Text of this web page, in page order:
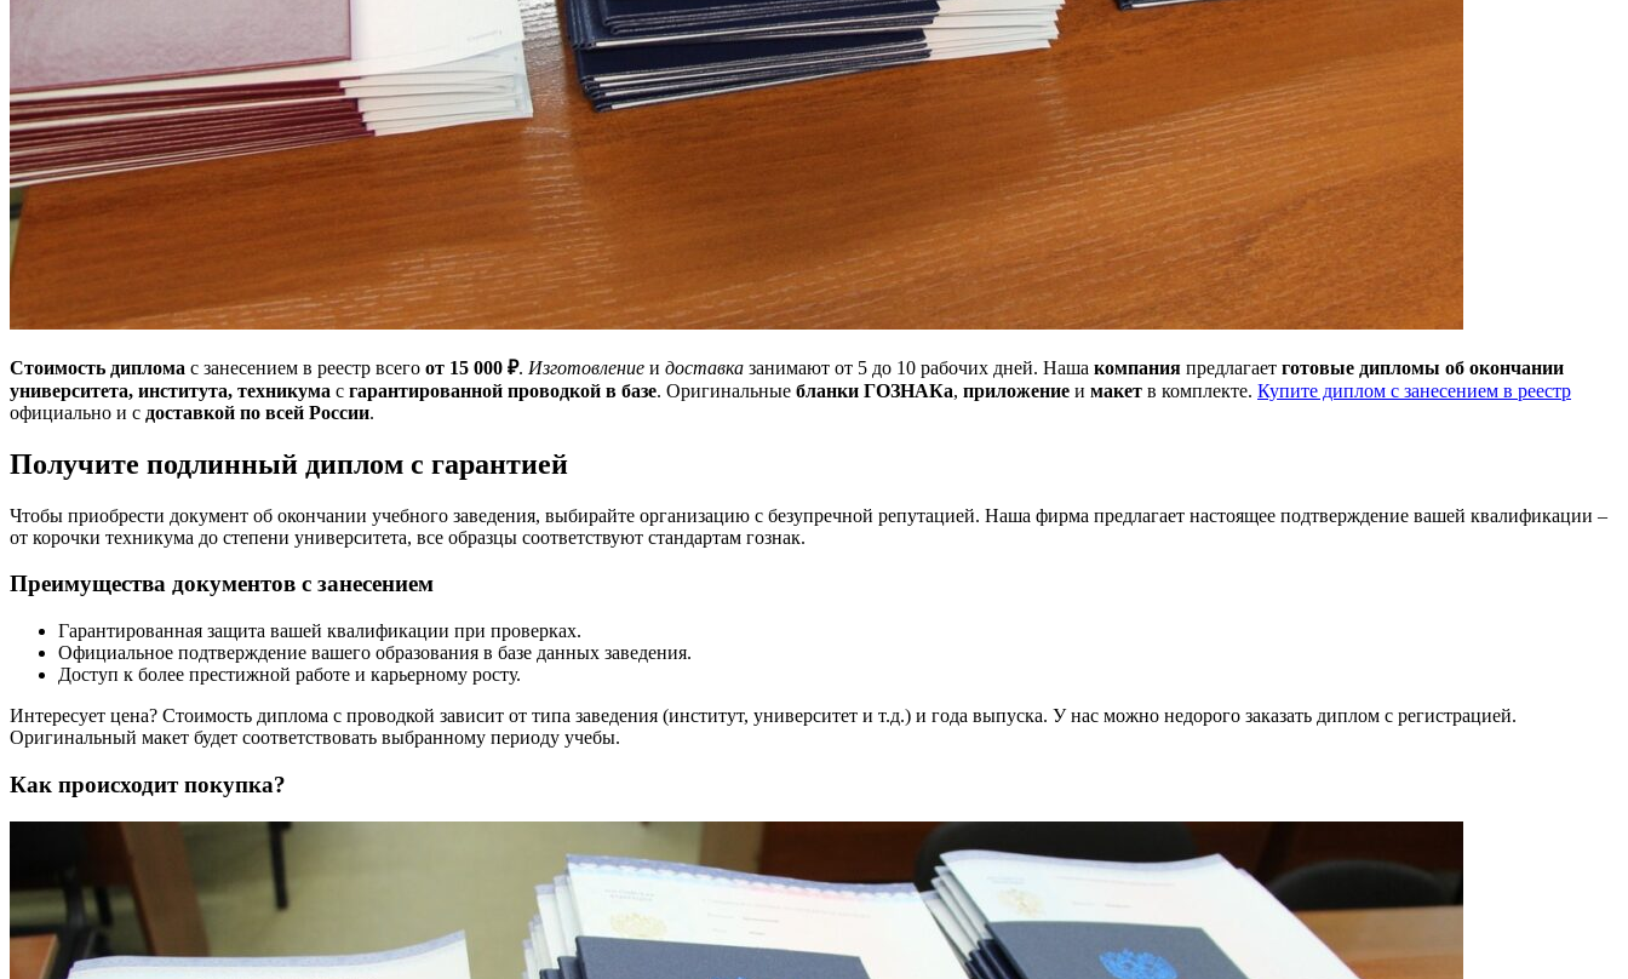
Стоимость диплома с занесением в реестр всего от 15 000 ₽. Изготовление и доставка занимают от 5 до 10 рабочих дней. Наша компания предлагает готовые дипломы об окончании
университета, института, техникума с гарантированной проводкой в базе. Оригинальные бланки ГОЗНАКа, приложение и макет в комплекте. Купите диплом с занесением в реестр
официально и с доставкой по всей России.
Получите подлинный диплом с гарантией
Чтобы приобрести документ об окончании учебного заведения, выбирайте организацию с безупречной репутацией. Наша фирма предлагает настоящее подтверждение вашей квалификации –
от корочки техникума до степени университета, все образцы соответствуют стандартам гознак.
Преимущества документов с занесением
Гарантированная защита вашей квалификации при проверках.
Официальное подтверждение вашего образования в базе данных заведения.
Доступ к более престижной работе и карьерному росту.
Интересует цена? Стоимость диплома с проводкой зависит от типа заведения (институт, университет и т.д.) и года выпуска. У нас можно недорого заказать диплом с регистрацией.
Оригинальный макет будет соответствовать выбранному периоду учебы.
Как происходит покупка?